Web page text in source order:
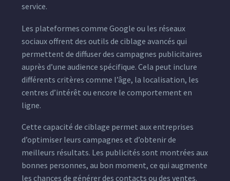
service.
Les plateformes comme Google ou les réseaux
sociaux offrent des outils de ciblage avancés qui
permettent de diffuser des campagnes publicitaires
auprès d’une audience spécifique. Cela peut inclure
différents critères comme l’âge, la localisation, les
centres d’intérêt ou encore le comportement en
ligne.
Cette capacité de ciblage permet aux entreprises
d’optimiser leurs campagnes et d’obtenir de
meilleurs résultats. Les publicités sont montrées aux
bonnes personnes, au bon moment, ce qui augmente
les chances de générer des contacts ou des ventes.